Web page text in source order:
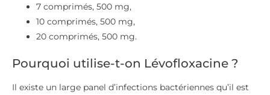
7 comprimés, 500 mg,
10 comprimés, 500 mg,
20 comprimés, 500 mg.
Pourquoi utilise-t-on Lévofloxacine ?
Il existe un large panel d’infections bactériennes qu’il est